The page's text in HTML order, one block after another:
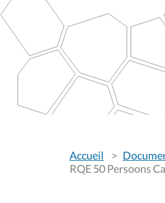
o
u
s
Accueil
RQE 50 Persoons